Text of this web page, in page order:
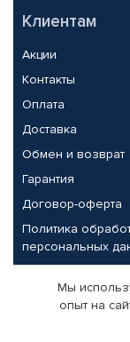
Клиентам
Акции
Контакты
Оплата
Доставка
Обмен и возврат
Гарантия
Договор-оферта
Политика
персональных
Партнерам
Корпоративным
Мы
опыт на